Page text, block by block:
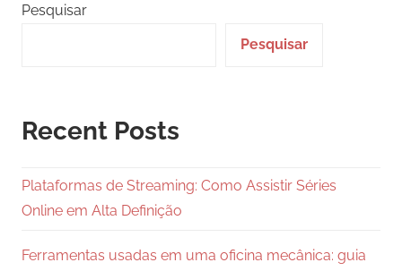
Pesquisar
Pesquisar
Recent Posts
Plataformas de Streaming: Como Assistir Séries
Online em Alta Definição
Ferramentas usadas em uma oficina mecânica: guia